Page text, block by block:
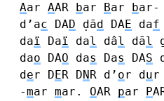
Aar AAR bar Bar bar-
d’ac DAD ḍād DAE daf
daï Daï dal dâl dāl
dao DAO das Das DAS
der DER DNR d’ or dur
-mar mar. OAR par P